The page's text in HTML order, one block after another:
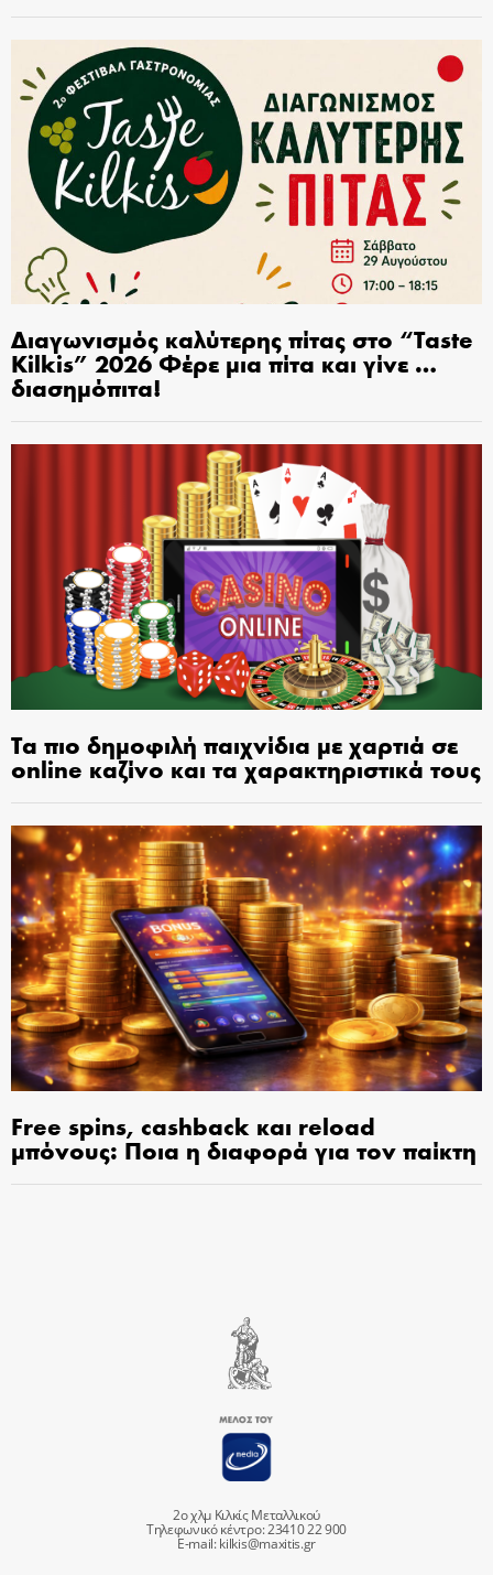
Διαγωνισμός καλύτερης πίτας στο “Taste
Kilkis” 2026 Φέρε μια πίτα και γίνε …
διασημόπιτα!
Τα πιο δημοφιλή παιχνίδια με χαρτιά σε
online καζίνο και τα χαρακτηριστικά τους
Free spins, cashback και reload
μπόνους: Ποια η διαφορά για τον παίκτη
2ο χλμ Κιλκίς Μεταλλικού
Τηλεφωνικό κέντρο: 23410 22 900
E-mail:kilkis@maxitis.gr